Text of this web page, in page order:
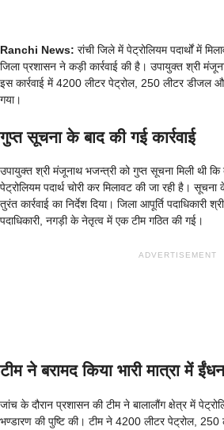
Ranchi News: रांची जिले में पेट्रोलियम पदार्थों में
जिला प्रशासन ने कड़ी कार्रवाई की है। उपायुक्त श्री
इस कार्रवाई में 4200 लीटर पेट्रोल, 250 लीटर डीजल
गया।
गुप्त सूचना के बाद की गई कार्रवाई
उपायुक्त श्री मंजूनाथ भजन्त्री को गुप्त सूचना मिली थी कि
पेट्रोलियम पदार्थ चोरी कर मिलावट की जा रही है।
तुरंत कार्रवाई का निर्देश दिया। जिला आपूर्ति
पदाधिकारी, नगड़ी के नेतृत्व में एक टीम गठित की गई।
ADVERTISEMENT
टीम ने बरामद किया भारी मात्रा में ईंधन
जांच के दौरान प्रशासन की टीम ने बालालौंग क्षेत्र में
भण्डारण की पुष्टि की। टीम ने 4200 लीटर पेट्रोल,